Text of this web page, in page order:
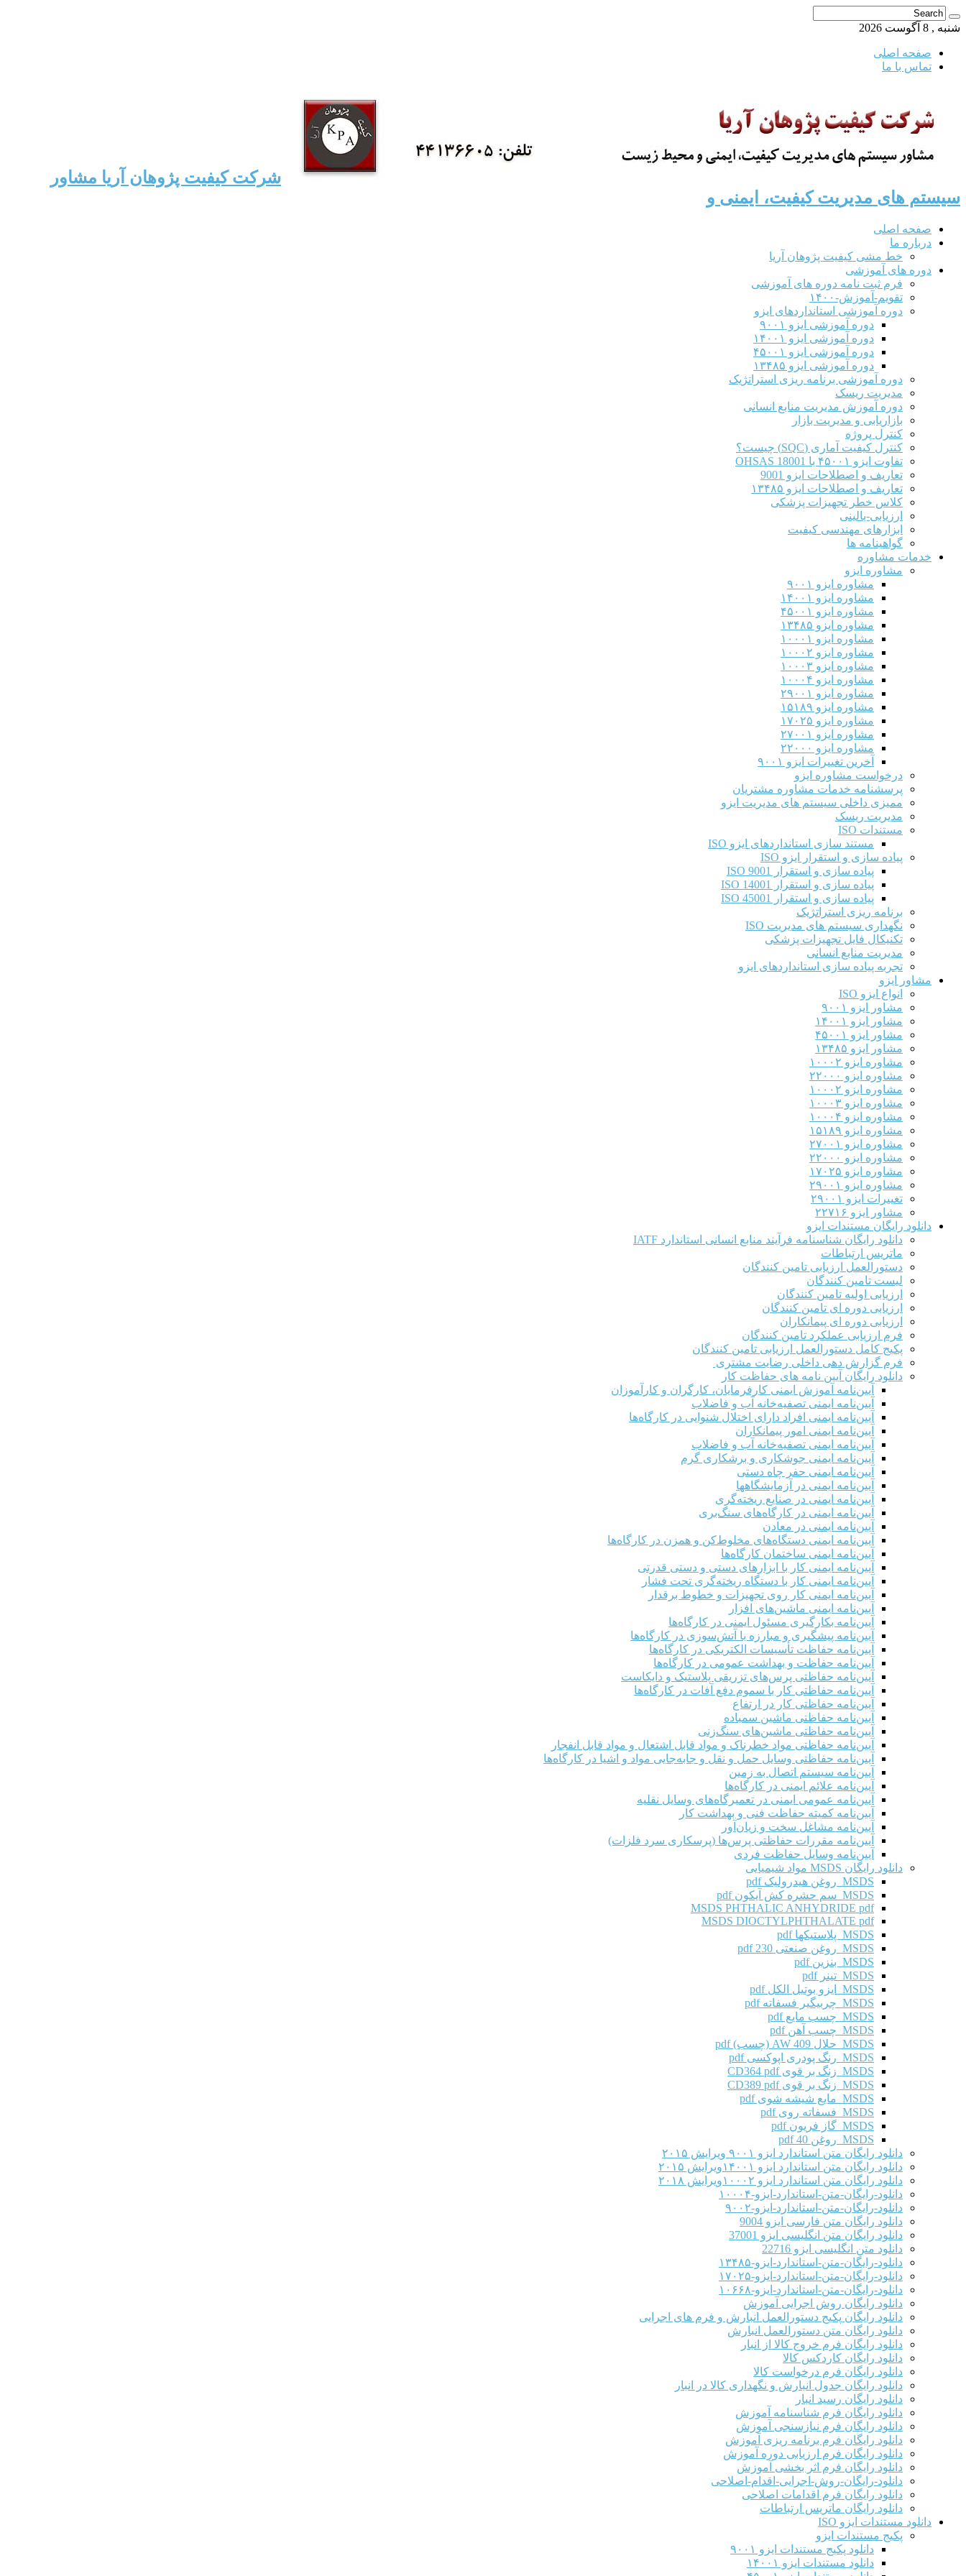
شنبه , 8 آگوست 2026
صفحه اصلی
تماس با ما
شرکت کیفیت پژوهان آریا مشاور
سیستم های مدیریت کیفیت، ایمنی و
صفحه اصلی
درباره ما
خط مشی کیفیت پژوهان آریا
دوره های آموزشی
فرم ثبت نامه دوره های آموزشی
تقویم-آموزش-۱۴۰۰
دوره آموزشی استانداردهای ایزو
دوره آموزشی ایزو ۹۰۰۱
دوره آموزشی ایزو ۱۴۰۰۱
دوره آموزشی ایزو ۴۵۰۰۱
دوره آموزشی ایزو ۱۳۴۸۵
دوره آموزشی برنامه ریزی استراتژیک
مدیریت ریسک
دوره آموزش مدیریت منابع انسانی
بازاریابی و مدیریت بازار
کنترل پروژه
کنترل کیفیت آماری (SQC) چیست؟
تفاوت ایزو ۴۵۰۰۱ با OHSAS 18001
تعاریف و اصطلاحات ایزو 9001
تعاریف و اصطلاحات ایزو ۱۳۴۸۵
کلاس خطر تجهیزات پزشکی
ارزیابی-بالینی
ابزارهای مهندسی کیفیت
گواهینامه ها
خدمات مشاوره
مشاوره ایزو
مشاوره ایزو ۹۰۰۱
مشاوره ایزو ۱۴۰۰۱
مشاوره ایزو ۴۵۰۰۱
مشاوره ایزو ۱۳۴۸۵
مشاوره ایزو ۱۰۰۰۱
مشاوره ایزو ۱۰۰۰۲
مشاوره ایزو ۱۰۰۰۳
مشاوره ایزو ۱۰۰۰۴
مشاوره ایزو ۲۹۰۰۱
مشاوره ایزو ۱۵۱۸۹
مشاوره ایزو ۱۷۰۲۵
مشاوره ایزو ۲۷۰۰۱
مشاوره ایزو ۲۲۰۰۰
آخرین تغییرات ایزو ۹۰۰۱
درخواست مشاوره ایزو
پرسشنامه خدمات مشاوره مشتریان
ممیزی داخلی سیستم های مدیریت ایزو
مدیریت ریسک
مستندات ISO
مستند سازی استانداردهای ایزو ISO
پیاده سازی و استقرار ایزو ISO
پیاده سازی و استقرار ISO 9001​
پیاده سازی و استقرار ISO 14001
پیاده سازی و استقرار ISO 45001
برنامه ریزی استراتژیک
نگهداری سیستم های مدیریت ISO
تکنیکال فایل تجهیزات پزشکی
مدیریت منابع انسانی
تجربه پیاده سازی استانداردهای ایزو
مشاور ایزو
انواع ایزو ISO
مشاور ایزو ۹۰۰۱
مشاور ایزو ۱۴۰۰۱
مشاور ایزو ۴۵۰۰۱
مشاور ایزو ۱۳۴۸۵
مشاوره ایزو ۱۰۰۰۲
مشاوره ایزو ۲۲۰۰۰
مشاوره ایزو ۱۰۰۰۲
مشاوره ایزو ۱۰۰۰۳
مشاوره ایزو ۱۰۰۰۴
مشاوره ایزو ۱۵۱۸۹
مشاوره ایزو ۲۷۰۰۱
مشاوره ایزو ۲۲۰۰۰
مشاوره ایزو ۱۷۰۲۵
مشاوره ایزو ۲۹۰۰۱
تغییرات ایزو ۲۹۰۰۱
مشاور ایزو ۲۲۷۱۶
دانلود رایگان مستندات ایزو
دانلود رایگان شناسنامه فرآیند منابع انسانی استاندارد IATF
ماتریس ارتباطات
دستورالعمل ارزیابی تامین کنندگان
لیست تامین کنندگان
ارزیابی اولیه تامین کنندگان
ارزیابی دوره ای تامین کنندگان
ارزیابی دوره ای پیمانکاران
فرم ارزيابی عملکرد تامین کنندگان
پکیج کامل دستورالعمل ارزیابی تامین کنندگان
فرم گزارش دهی داخلی رضایت مشتری
دانلود رایگان آیین نامه های حفاظت کار
آیین‌نامه آموزش ایمنی کارفرمایان، کارگران و کارآموزان
آیین‌نامه ایمنی تصفیه‌خانه آب و فاضلاب
آیین‌نامه ایمنی افراد دارای اختلال شنوایی در کارگاه‌ها
آیین‌نامه ایمنی امور پیمانکاران
آیین‌نامه ایمنی تصفیه‌خانه آب و فاضلاب
آیین‌نامه ایمنی جوشکاری و برشکاری گرم
آیین‌نامه ایمنی حفر چاه دستی
آیین‌نامه ایمنی در آزمایشگاهها
آیین‌نامه ایمنی در صنایع ریخته‌گری
آیین‌نامه ایمنی در کارگاه‌های سنگ‌بری
آیین‌نامه ایمنی در معادن
آیین‌نامه ایمنی دستگاه‌های مخلوط‌کن و همزن در کارگاه‌ها
آیین‌نامه ایمنی ساختمان کارگاه‌ها
آیین‌نامه ایمنی کار با ابزارهای دستی و دستی قدرتی
آیین‌نامه ایمنی کار با دستگاه ریخته‌گری تحت فشار
آیین‌نامه ایمنی کار روی تجهیزات و خطوط برقدار
آیین‌نامه ایمنی ماشین‌های افزار
آیین‌نامه بکارگیری مسئول ایمنی در کارگاه‌ها
آیین‌نامه پیشگیری و مبارزه با آتش‌سوزی در کارگاه‌ها
آیین‌نامه حفاظت تأسیسات الکتریکی در کارگاه‌ها
آیین‌نامه حفاظت و بهداشت عمومی در کارگاه‌ها
آیین‌نامه حفاظتی پرس‌های تزریقی پلاستیک و دایکاست
آیین‌نامه حفاظتی کار با سموم دفع آفات در کارگاه‌ها
آیین‌نامه حفاظتی کار در ارتفاع
آیین‌نامه حفاظتی ماشین سمباده
آیین‌نامه حفاظتی ماشین‌های سنگ‌زنی
آیین‌نامه حفاظتی مواد خطرناک و مواد قابل اشتعال و مواد قابل انفجار
آیین‌نامه حفاظتی وسایل حمل و نقل و جابه‌جایی مواد و اشیا در کارگاه‌ها
آیین‌نامه سیستم اتصال به زمین
آیین‌نامه علائم ایمنی در کارگاه‌ها
آیین‌نامه عمومی ایمنی در تعمیرگاه‌های وسایل نقلیه
آیین‌نامه کمیته حفاظت فنی و بهداشت کار
آیین‌نامه مشاغل سخت و زیان‌آور
آیین‌نامه مقررات حفاظتی پرس‌ها (پرسکاری سرد فلزات)
آیین‌نامه وسایل حفاظت فردی
دانلود رایگان MSDS مواد شیمیایی
MSDS روغن هیدرولیک pdf
MSDS سم حشره کش آیکون pdf
MSDS PHTHALIC ANHYDRIDE pdf
MSDS DIOCTYLPHTHALATE pdf
MSDS پلاستیکها pdf
MSDS روغن صنعتی 230 pdf
MSDS بنزین pdf
MSDS تینر pdf
MSDS ایزو بوتیل الکل pdf
MSDS چربیگیر فسفاته pdf
MSDS چسب مایع pdf
MSDS چسب آهن pdf
MSDS حلال AW 409 (چسب) pdf
MSDS رنگ پودری اپوکسی pdf
MSDS زنگ بر قوی CD364 pdf
MSDS زنگ بر قوی CD389 pdf
MSDS مایع شیشه شوی pdf
MSDS فسفاته روی pdf
MSDS گاز فریون pdf
MSDS روغن 40 pdf
دانلود رایگان متن استاندارد ایزو ۹۰۰۱ ویرایش ۲۰۱۵
دانلود رایگان متن استاندارد ایزو ۱۴۰۰۱ویرایش ۲۰۱۵
دانلود رایگان متن استاندارد ایزو ۱۰۰۰۲ویرایش ۲۰۱۸
دانلود-رایگان-متن-استاندارد-ایزو-۱۰۰۰۴
دانلود-رایگان-متن-استاندارد-ایزو-۹۰۰۲
دانلود رایگان متن فارسی ایزو 9004
دانلود رایگان متن انگلیسی ایزو 37001
دانلود متن انگلیسی ایزو 22716
دانلود-رایگان-متن-استاندارد-ایزو-۱۳۴۸۵
دانلود-رایگان-متن-استاندارد-ایزو-۱۷۰۲۵
دانلود-رایگان-متن-استاندارد-ایزو-۱۰۶۶۸
دانلود رایگان روش اجرایی آموزش
دانلود رایگان پکیج دستورالعمل انبارش و فرم های اجرایی
دانلود رایگان متن دستورالعمل انبارش
دانلود رایگان فرم خروج کالا از انبار
دانلود رایگان کاردکس کالا
دانلود رایگان فرم درخواست کالا
دانلود رایگان جدول انبارش و نگهداری کالا در انبار
دانلود رایگان رسید انبار
دانلود رایگان فرم شناسنامه آموزش
دانلود رایگان فرم نیازسنجی آموزش
دانلود رایگان فرم برنامه ریزی آموزش
دانلود رایگان فرم ارزیابی دوره آموزش
دانلود رایگان فرم اثر بخشی آموزش
دانلود-رایگان-روش-اجرایی-اقدام-اصلاحی
دانلود رایگان فرم اقدامات اصلاحی
دانلود رایگان ماتریس ارتباطات
دانلود مستندات ایزو ISO
پکیج مستندات ایزو
دانلود پکیج مستندات ایزو ۹۰۰۱
دانلود مستندات ایزو ۱۴۰۰۱